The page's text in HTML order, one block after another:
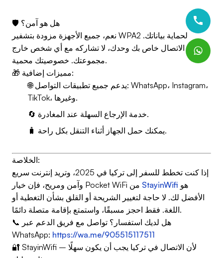
🛡️ هل هو آمن؟
نعم، جميع الأجهزة مزودة بتشفير WPA2 لحماية بياناتك.
الاتصال خاص بك وحدك، لا تشاركه مع أي شخص خارج
مجموعتك. خصوصيتك محمية.
🎁 مميزات إضافية:
🌐 يدعم جميع تطبيقات التواصل: WhatsApp، Instagram،
TikTok، وغيرها.
🔄 خدمة الإرجاع السهلة عند المغادرة.
🧳 يمكنك حمل الجهاز أثناء التنقل بكل راحة.
الخلاصة:
إذا كنت تخطط للسفر إلى تركيا في 2025، وتريد إنترنت سريع
StayinWifi
الأفضل لك. لا حاجة لتغيير الشريحة أو القلق بشأن التغطية أو
اللغة. فقط احجز مسبقًا، واستمتع بإقامة متصلة دائمًا.
📞 هل لديك استفسار؟ تواصل مع فريق الدعم عبر
WhatsApp: https://wa.me/905515117511
🔐 StayinWifi – لأن الاتصال في تركيا يجب أن يكون سهلًا